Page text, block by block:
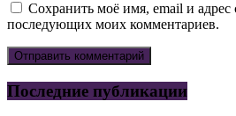
Сохранить моё имя, email и адрес
последующих моих комментариев.
Последние публикации